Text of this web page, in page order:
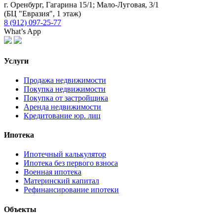
г. Оренбург, Гагарина 15/1; Мало-Луговая, 3/1
(БЦ "Евразия", 1 этаж)
8 (912) 097-25-77
What’s App
Услуги
Продажа недвижимости
Покупка недвижимости
Покупка от застройщика
Аренда недвижимости
Кредитование юр. лиц
Ипотека
Ипотечный калькулятор
Ипотека без первого взноса
Военная ипотека
Материнский капитал
Рефинансирование ипотеки
Объекты